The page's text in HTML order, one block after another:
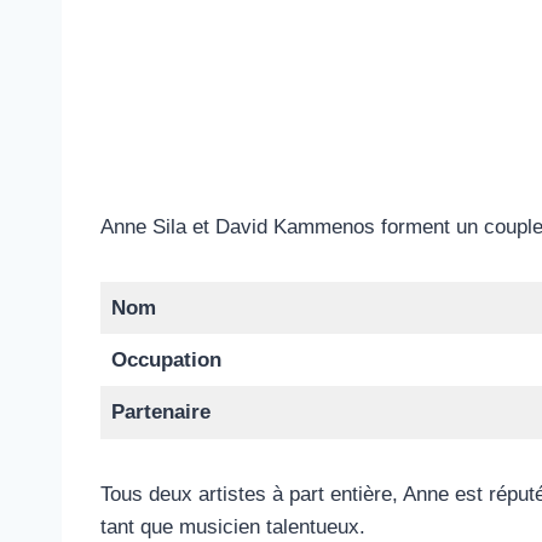
Anne Sila et David Kammenos forment un
Nom
Occupation
Partenaire
Tous deux artistes à part entière, Anne est
tant que musicien talentueux.